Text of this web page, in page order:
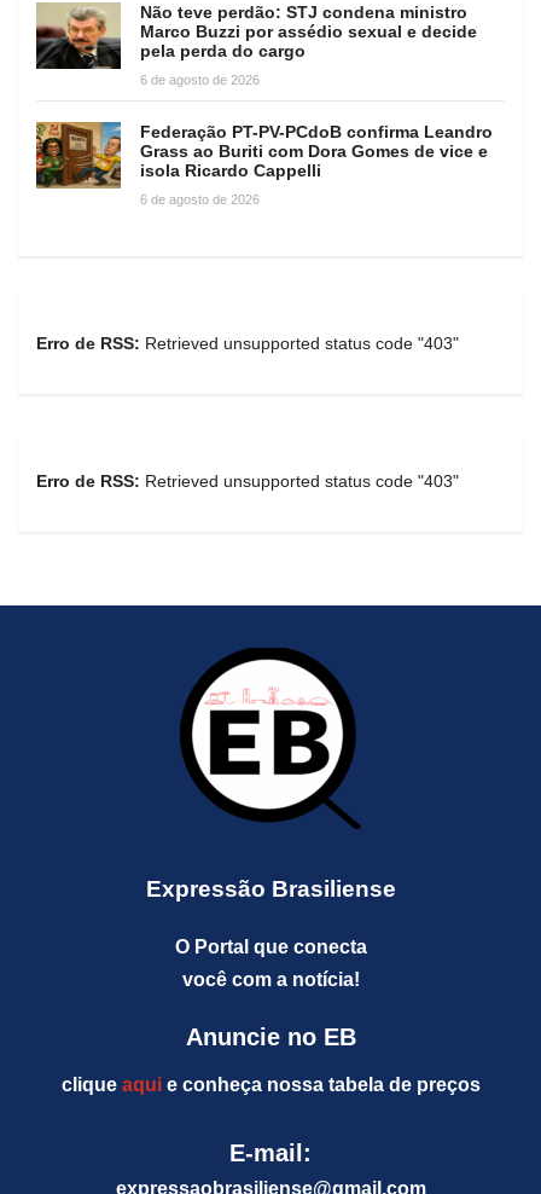
Não teve perdão: STJ condena ministro
Marco Buzzi por assédio sexual e decide
pela perda do cargo
6 de agosto de 2026
Federação PT-PV-PCdoB confirma Leandro
Grass ao Buriti com Dora Gomes de vice e
isola Ricardo Cappelli
6 de agosto de 2026
Erro de RSS: Retrieved unsupported status code "403"
Erro de RSS: Retrieved unsupported status code "403"
Expressão Brasiliense
O Portal que conecta
você com a notícia!
Anuncie no EB
clique aquie conheça nossa tabela de preços
E-mail:
expressaobrasiliense@gmail.com